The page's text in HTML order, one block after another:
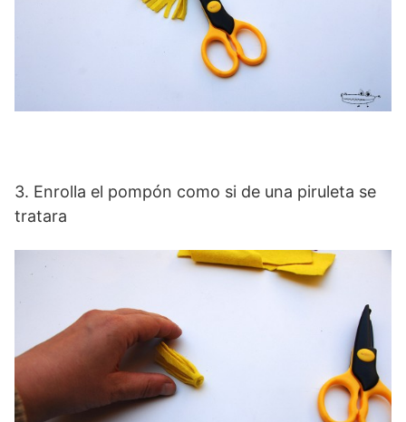
3. Enrolla el pompón como si de una piruleta se
tratara